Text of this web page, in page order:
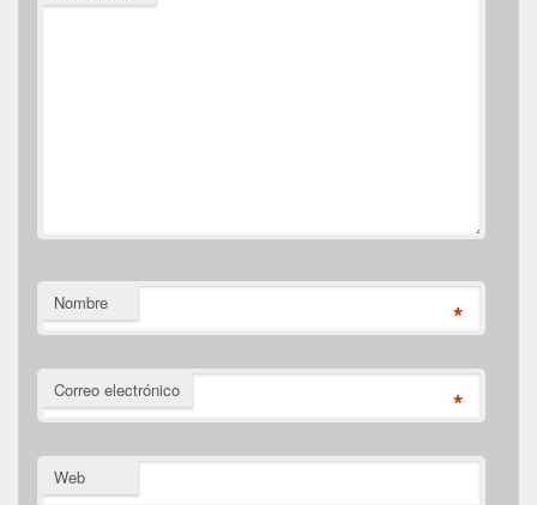
Nombre *
Correo electrónico *
Web